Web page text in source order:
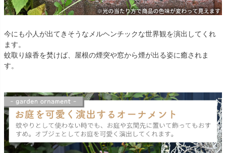
今にも小人が出てきそうなメルヘンチックな世界観を演出してくれ
ます。
蚊取り線香を焚けば、屋根の煙突や窓から煙が出る姿に癒されま
す。